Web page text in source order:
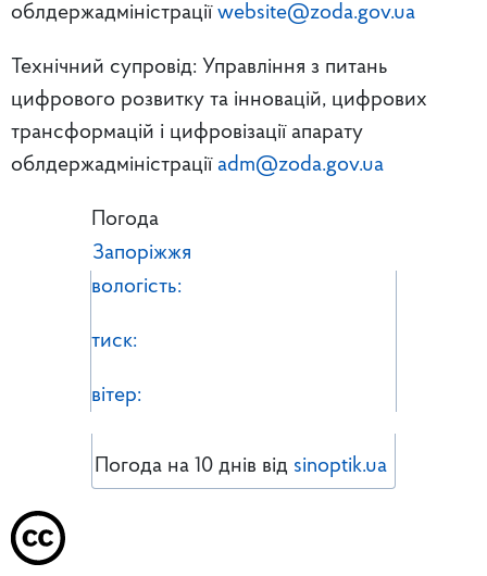
облдержадміністрації website@zoda.gov.ua
Технічний супровід: Управління з питань
цифрового розвитку та інновацій, цифрових
трансформацій і цифровізації апарату
облдержадміністрації adm@zoda.gov.ua
Погода
Запоріжжя
вологість:
тиск:
вітер:
Погода на 10 днів від sinoptik.ua